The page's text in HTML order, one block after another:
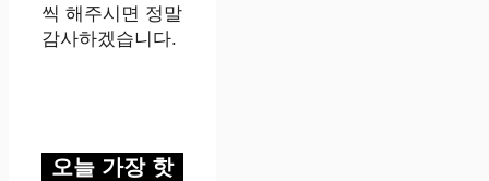
씩 해주시면 정말
감사하겠습니다.
오늘 가장 핫